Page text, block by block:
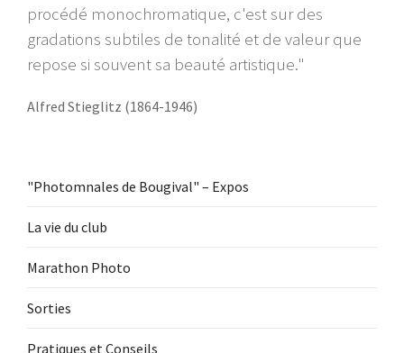
procédé monochromatique, c'est sur des
gradations subtiles de tonalité et de valeur que
repose si souvent sa beauté artistique."
Alfred Stieglitz (1864-1946)
"Photomnales de Bougival" – Expos
La vie du club
Marathon Photo
Sorties
Pratiques et Conseils